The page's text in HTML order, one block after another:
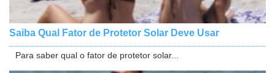
Saiba Qual Fator de Protetor Solar Deve Usar
Para saber qual o fator de protetor solar...